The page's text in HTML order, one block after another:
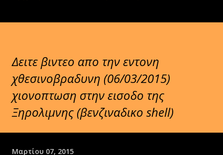
Δειτε βιντεο απο την εντονη
χθεσινοβραδυνη (06/03/2015)
χιονοπτωση στην εισοδο της
Ξηρολιμνης (βενζιναδικο shell)
Μαρτίου 07, 2015